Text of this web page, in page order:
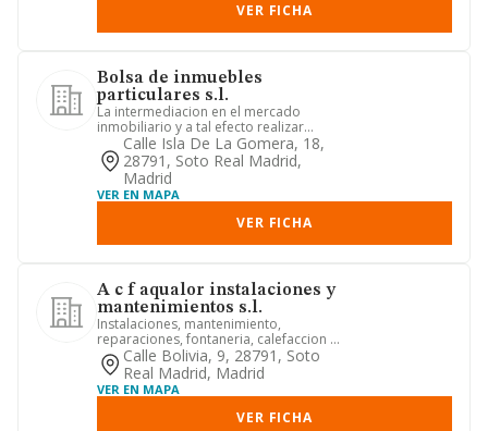
VER FICHA
Bolsa de inmuebles
particulares s.l.
La intermediacion en el mercado
inmobiliario y a tal efecto realizar
operaciones de gestion de comp...
Calle Isla De La Gomera, 18,
28791, Soto Real Madrid,
Madrid
VER EN MAPA
VER FICHA
A c f aqualor instalaciones y
mantenimientos s.l.
Instalaciones, mantenimiento,
reparaciones, fontaneria, calefaccion y
climatizacion
Calle Bolivia, 9, 28791, Soto
Real Madrid, Madrid
VER EN MAPA
VER FICHA